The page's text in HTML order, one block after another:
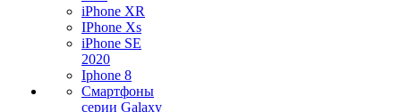
iPhone XR
IPhone Xs
iPhone SE
2020
Iphone 8
Смартфоны
серии Galaxy